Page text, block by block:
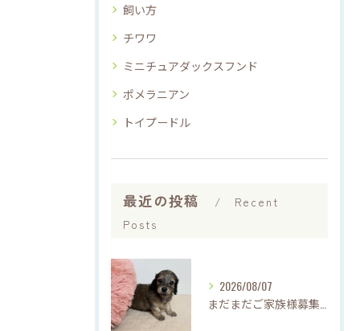
飼い方
チワワ
ミニチュアダックスフンド
ポメラニアン
トイプードル
最近の投稿
Recent
Posts
2026/08/07
まだまだご家族様募集中です(*'▽'*)